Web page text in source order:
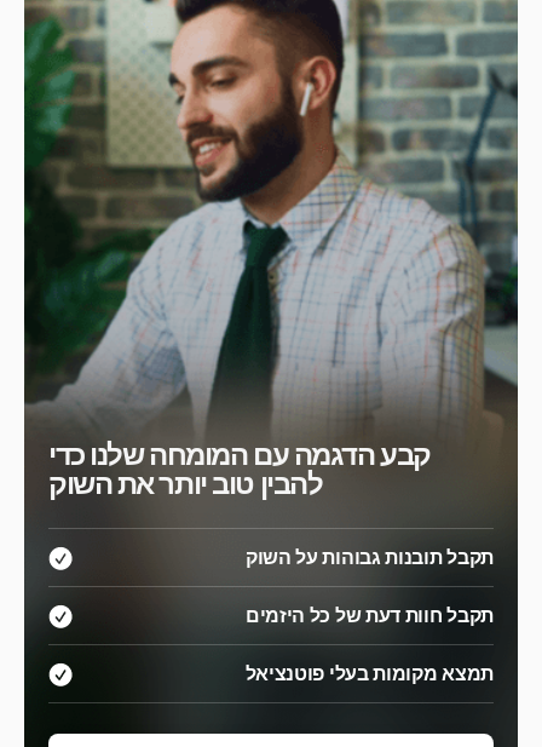
קבע הדגמה עם המומחה שלנו כדי
להבין טוב יותר את השוק
תקבל תובנות גבוהות על השוק
תקבל חוות דעת של כל היזמים
תמצא מקומות בעלי פוטנציאל